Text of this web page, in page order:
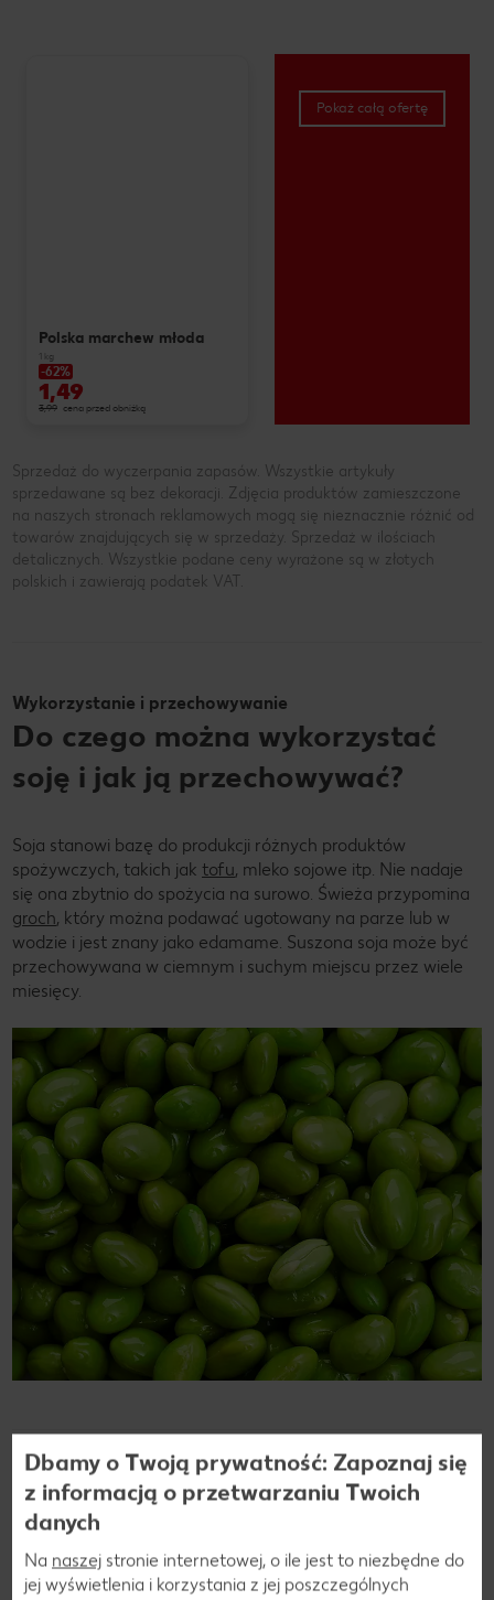
Polska marchew młoda
1 kg
-62%
1,49
3,99 cena przed obniżką
Pokaż całą ofertę
Sprzedaż do wyczerpania zapasów. Wszystkie artykuły
sprzedawane są bez dekoracji. Zdjęcia produktów zamieszczone
na naszych stronach reklamowych mogą się nieznacznie różnić od
towarów znajdujących się w sprzedaży. Sprzedaż w ilościach
detalicznych. Wszystkie podane ceny wyrażone są w złotych
polskich i zawierają podatek VAT.
Wykorzystanie i przechowywanie
Do czego można wykorzystać
soję i jak ją przechowywać?
Soja stanowi bazę do produkcji różnych produktów
spożywczych, takich jak tofu, mleko sojowe itp. Nie nadaje
się ona zbytnio do spożycia na surowo. Świeża przypomina
groch, który można podawać ugotowany na parze lub w
wodzie i jest znany jako edamame. Suszona soja może być
przechowywana w ciemnym i suchym miejscu przez wiele
miesięcy.
Przepisy
Dania z soją
Dbamy o Twoją prywatność: Zapoznaj się
z informacją o przetwarzaniu Twoich
danych
Na naszej stronie internetowej, o ile jest to niezbędne do
jej wyświetlenia i korzystania z jej poszczególnych